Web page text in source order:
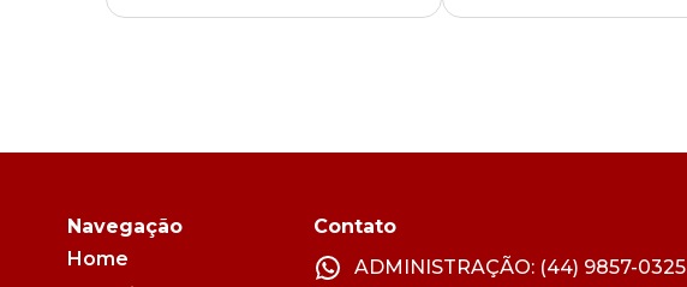
Navegação
Home
Contato
ADMINISTRAÇÃO: (44) 9857-0325